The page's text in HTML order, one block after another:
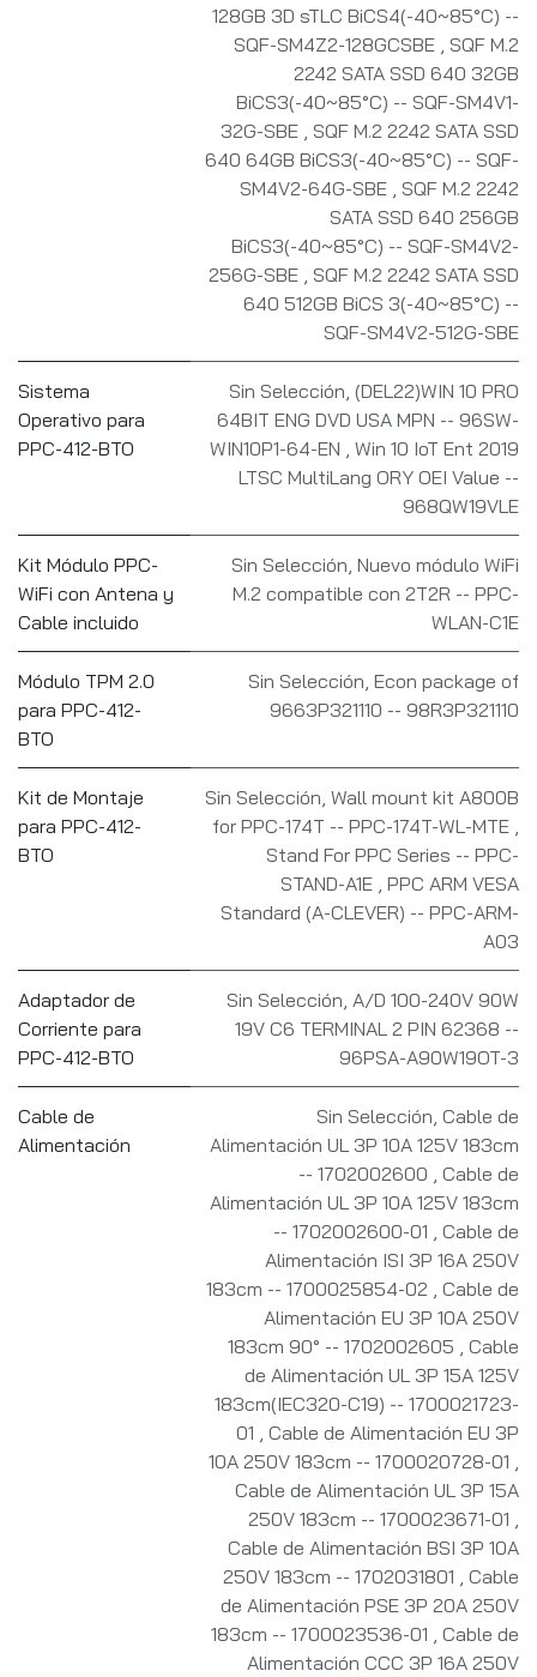
128GB 3D sTLC BiCS4(-40~85°C) --
SQF-SM4Z2-128GCSBE SQF M.2
2242 SATA SSD 640 32GB
BiCS3(-40~85°C) -- SQF-SM4V1-
32G-SBE SQF M.2 2242 SATA SSD
640 64GB BiCS3(-40~85°C) -- SQF-
SM4V2-64G-SBE SQF M.2 2242
SATA SSD 640 256GB
BiCS3(-40~85°C) -- SQF-SM4V2-
256G-SBE SQF M.2 2242 SATA SSD
640 512GB BiCS 3(-40~85°C) --
SQF-SM4V2-512G-SBE
Sistema
Operativo para
PPC-412-BTO
Sin Selección (DEL22)WIN 10 PRO
64BIT ENG DVD USA MPN -- 96SW-
WIN10P1-64-EN
Win 10 IoT Ent 2019
LTSC MultiLang ORY OEI Value --
968QW19VLE
Kit Módulo PPC-
WiFi con Antena y
Cable incluido
Sin Selección Nuevo módulo WiFi
M.2 compatible con 2T2R -- PPC-
WLAN-C1E
Módulo TPM 2.0
para PPC-412-
BTO
Sin Selección Econ package of
9663P321110 -- 98R3P321110
Kit de Montaje
para PPC-412-
BTO
Sin Selección Wall mount kit A800B
for PPC-174T -- PPC-174T-WL-MTE
Stand For PPC Series -- PPC-
STAND-A1E PPC ARM VESA
Standard (A-CLEVER) -- PPC-ARM-
A03
Adaptador de
Corriente para
PPC-412-BTO
Sin Selección A/D 100-240V 90W
19V C6 TERMINAL 2 PIN 62368 --
96PSA-A90W19OT-3
Cable de
Alimentación
Sin Selección Cable de
Alimentación UL 3P 10A 125V 183cm
-- 1702002600
Cable de
Alimentación UL 3P 10A 125V 183cm
-- 1702002600-01
Cable de
Alimentación ISI 3P 16A 250V
183cm -- 1700025854-02
Cable de
Alimentación EU 3P 10A 250V
183cm 90° -- 1702002605
Cable
de Alimentación UL 3P 15A 125V
183cm(IEC320-C19) -- 1700021723-
01
Cable de Alimentación EU 3P
10A 250V 183cm -- 1700020728-01
Cable de Alimentación UL 3P 15A
250V 183cm -- 1700023671-01
Cable de Alimentación BSI 3P 10A
250V 183cm -- 1702031801
Cable
de Alimentación PSE 3P 20A 250V
183cm -- 1700023536-01
Cable de
Alimentación CCC 3P 16A 250V